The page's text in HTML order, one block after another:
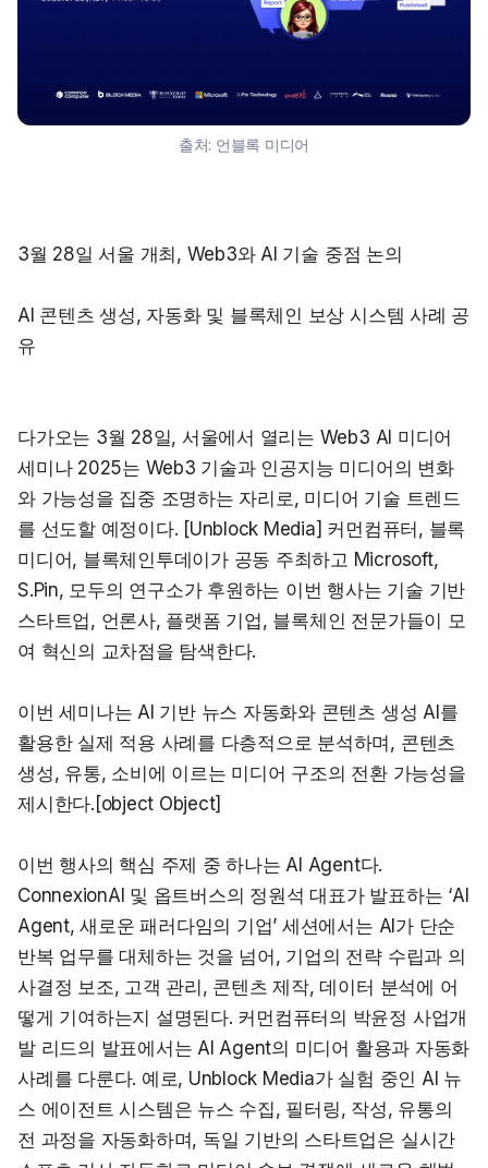
출처: 언블록 미디어
3월 28일 서울 개최, Web3와 AI 기술 중점 논의
AI 콘텐츠 생성, 자동화 및 블록체인 보상 시스템 사례 공
유
다가오는 3월 28일, 서울에서 열리는 Web3 AI 미디어
세미나 2025는 Web3 기술과 인공지능 미디어의 변화
와 가능성을 집중 조명하는 자리로, 미디어 기술 트렌드
를 선도할 예정이다. [Unblock Media] 커먼컴퓨터, 블록
미디어, 블록체인투데이가 공동 주최하고 Microsoft,
S.Pin, 모두의 연구소가 후원하는 이번 행사는 기술 기반
스타트업, 언론사, 플랫폼 기업, 블록체인 전문가들이 모
여 혁신의 교차점을 탐색한다.
이번 세미나는 AI 기반 뉴스 자동화와 콘텐츠 생성 AI를
활용한 실제 적용 사례를 다층적으로 분석하며, 콘텐츠
생성, 유통, 소비에 이르는 미디어 구조의 전환 가능성을
제시한다.[object Object]
이번 행사의 핵심 주제 중 하나는 AI Agent다.
ConnexionAI 및 옵트버스의 정원석 대표가 발표하는 ‘AI
Agent, 새로운 패러다임의 기업’ 세션에서는 AI가 단순
반복 업무를 대체하는 것을 넘어, 기업의 전략 수립과 의
사결정 보조, 고객 관리, 콘텐츠 제작, 데이터 분석에 어
떻게 기여하는지 설명된다. 커먼컴퓨터의 박윤정 사업개
발 리드의 발표에서는 AI Agent의 미디어 활용과 자동화
사례를 다룬다. 예로, Unblock Media가 실험 중인 AI 뉴
스 에이전트 시스템은 뉴스 수집, 필터링, 작성, 유통의
전 과정을 자동화하며, 독일 기반의 스타트업은 실시간